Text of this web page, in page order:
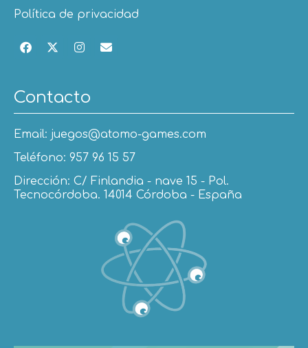
Política de privacidad
Contacto
Email: juegos@atomo-games.com
Teléfono: 957 96 15 57
Dirección: C/ Finlandia - nave 15 - Pol.
Tecnocórdoba. 14014 Córdoba - España